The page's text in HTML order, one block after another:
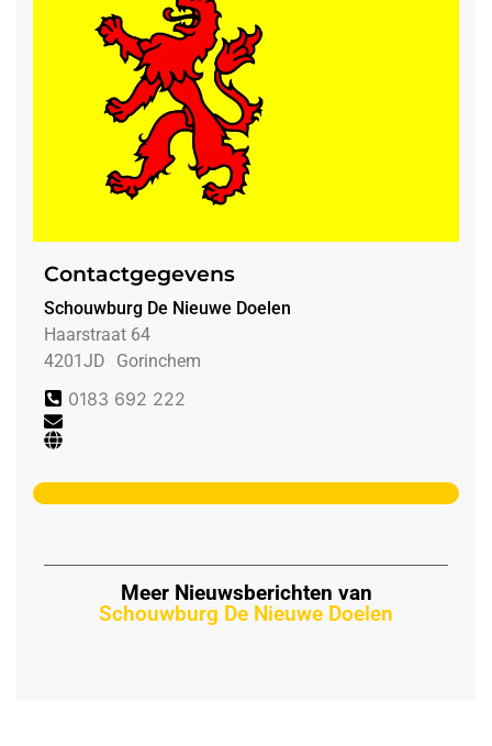
Contactgegevens
Schouwburg De Nieuwe Doelen
Haarstraat 64
4201JD
Gorinchem
0183 692 222
Meer Nieuwsberichten van
Schouwburg De Nieuwe Doelen